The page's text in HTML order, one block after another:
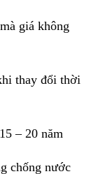
giá không
thay đổi thời
– 20 năm
chống nước